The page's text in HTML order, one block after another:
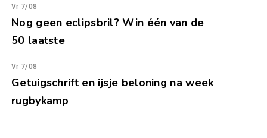
Vr 7/08
Nog geen eclipsbril? Win één van de
50 laatste
Vr 7/08
Getuigschrift en ijsje beloning na week
rugbykamp